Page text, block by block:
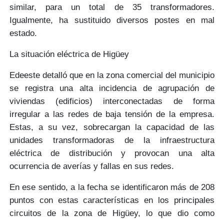
similar, para un total de 35 transformadores.
Igualmente, ha sustituido diversos postes en mal
estado.
La situación eléctrica de Higüey
Edeeste detalló que en la zona comercial del municipio
se registra una alta incidencia de agrupación de
viviendas (edificios) interconectadas de forma
irregulara las redes de baja tensión de la empresa.
Estas, a su vez, sobrecargan la capacidad de las
unidades transformadoras de la infraestructura
eléctrica de distribución y provocan una alta
ocurrencia de averías y fallas en sus redes.
En ese sentido, a la fecha se identificaron más de208
puntos con estas características en los principales
circuitos de la zona de Higüey, lo que dio como